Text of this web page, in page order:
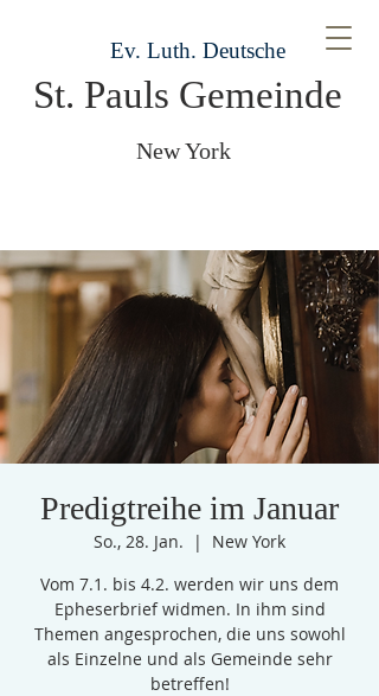
Ev. Luth. Deutsche
St. Pauls Gemeinde
New York
Predigtreihe im Januar
So., 28. Jan.
  |
New York
Vom 7.1. bis 4.2. werden wir uns dem
Epheserbrief widmen. In ihm sind
Themen angesprochen, die uns sowohl
als Einzelne und als Gemeinde sehr
betreffen!